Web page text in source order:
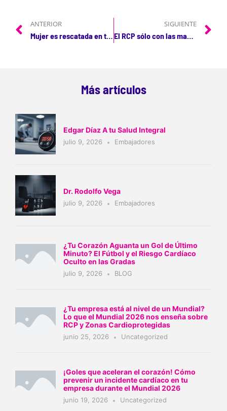
ANTERIOR SIGUIENTE
El RCP sólo con las manos, duplica oportunidades de supervivencia
Más artículos
Edgar Díaz A tu Salud Integral
julio 9, 2026 Embajadores
Dr. Rodolfo Vega
julio 9, 2026 Embajadores
¿Tu Corazón Aguanta un Gol de Último
Minuto? El Fútbol y el Riesgo Cardíaco
Oculto en las Gradas
julio 9, 2026 BLOG
¿Tu empresa está al nivel de un Mundial?
Lo que el Mundial 2026 nos enseña sobre
RCP y Zonas Cardioprotegidas
junio 25, 2026 Uncategorized
¡Goles que aceleran el corazón! Cómo
prevenir un incidente cardíaco en tu
empresa durante el Mundial 2026
junio 19, 2026 Uncategorized